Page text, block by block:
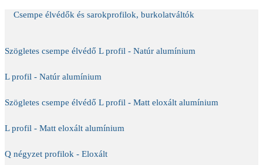
Csempe élvédők és sarokprofilok, burkolatváltók
Szögletes csempe élvédő L profil - Natúr alumínium
L profil - Natúr alumínium
Szögletes csempe élvédő L profil - Matt eloxált alumínium
L profil - Matt eloxált alumínium
Q négyzet profilok - Eloxált